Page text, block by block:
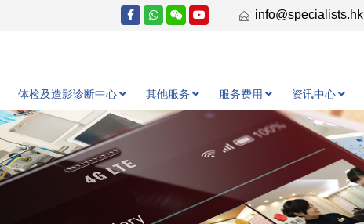
info@specialists.hk
体检及造影诊断中心 其他服务 服务费用 资讯中心